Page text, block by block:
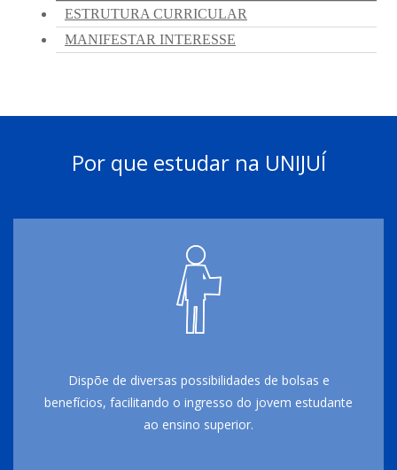
Por que estudar na UNIJUÍ
Dispõe de diversas possibilidades de bolsas e
benefícios, facilitando o ingresso do jovem estudante
ao ensino superior.